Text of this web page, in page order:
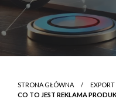
STRONA GŁÓWNA
EXPORT
CO TO JEST REKLAMA